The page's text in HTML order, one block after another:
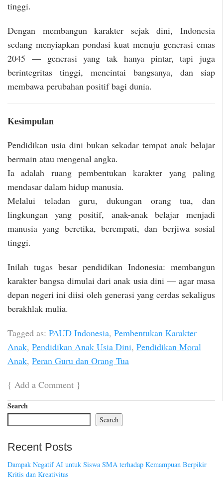
tinggi.
Dengan membangun karakter sejak dini, Indonesia
sedang menyiapkan pondasi kuat menuju generasi emas
2045 — generasi yang tak hanya pintar, tapi juga
berintegritas tinggi, mencintai bangsanya, dan siap
membawa perubahan positif bagi dunia.
Kesimpulan
Pendidikan usia dini bukan sekadar tempat anak belajar
bermain atau mengenal angka.
Ia adalah ruang pembentukan karakter yang paling
mendasar dalam hidup manusia.
Melalui teladan guru, dukungan orang tua, dan
lingkungan yang positif, anak-anak belajar menjadi
manusia yang beretika, berempati, dan berjiwa sosial
tinggi.
Inilah tugas besar pendidikan Indonesia: membangun
karakter bangsa dimulai dari anak usia dini — agar masa
depan negeri ini diisi oleh generasi yang cerdas sekaligus
berakhlak mulia.
Tagged as: PAUD Indonesia, Pembentukan Karakter
Anak, Pendidikan Anak Usia Dini, Pendidikan Moral
Anak, Peran Guru dan Orang Tua
{ Add a Comment }
Search
Search
Recent Posts
Dampak Negatif AI untuk Siswa SMA terhadap Kemampuan Berpikir
Kritis dan Kreativitas